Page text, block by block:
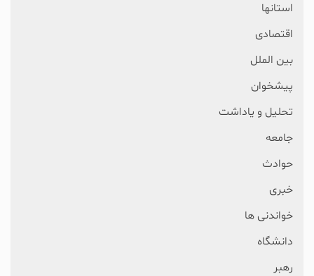
استانها
اقتصادی
بین الملل
پیشخوان
تحلیل و یاداشت
جامعه
حوادث
خبری
خواندنی ها
دانشگاه
رهبر